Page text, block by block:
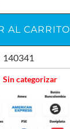
AL CARRITO
140341
Sin categorizar